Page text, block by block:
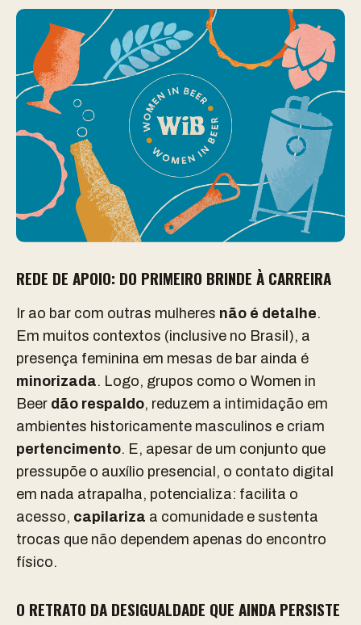
REDE DE APOIO: DO PRIMEIRO BRINDE À CARREIRA
Ir ao bar com outras mulheres não é detalhe.
Em muitos contextos (inclusive no Brasil), a
presença feminina em mesas de bar ainda é
minorizada. Logo, grupos como o Women in
Beer dão respaldo, reduzem a intimidação em
ambientes historicamente masculinos e criam
pertencimento. E, apesar de um conjunto que
pressupõe o auxílio presencial, o contato digital
em nada atrapalha, potencializa: facilita o
acesso, capilariza a comunidade e sustenta
trocas que não dependem apenas do encontro
físico.
O RETRATO DA DESIGUALDADE QUE AINDA PERSISTE